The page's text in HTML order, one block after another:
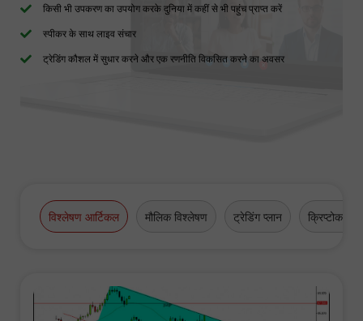
किसी भी उपकरण का उपयोग करके दुनिया में कहीं से भी पहुंच प्राप्त करें
स्पीकर के साथ लाइव संचार
ट्रेडिंग कौशल में सुधार करने और एक रणनीति विकसित करने का अवसर
विश्लेषण आर्टिकल मौलिक विश्लेषण ट्रेडिंग प्लान क्रिप्टोकरेंसी